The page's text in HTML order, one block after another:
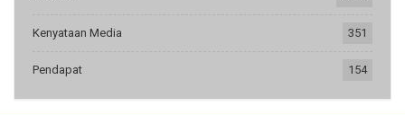
Kenyataan Media 351
Pendapat 154